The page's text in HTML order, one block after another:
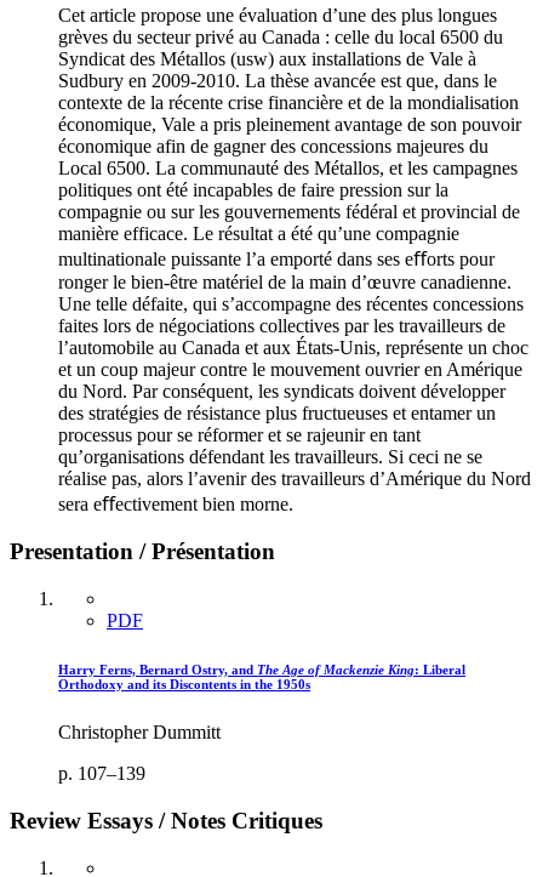
Cet article propose une évaluation d’une des plus longues
grèves du secteur privé au Canada : celle du local 6500 du
Syndicat des Métallos (usw) aux installations de Vale à
Sudbury en 2009-2010. La thèse avancée est que, dans le
contexte de la récente crise financière et de la mondialisation
économique, Vale a pris pleinement avantage de son pouvoir
économique afin de gagner des concessions majeures du
Local 6500. La communauté des Métallos, et les campagnes
politiques ont été incapables de faire pression sur la
compagnie ou sur les gouvernements fédéral et provincial de
manière efficace. Le résultat a été qu’une compagnie
multinationale puissante l’a emporté dans ses eﬀorts pour
ronger le bien-être matériel de la main d’œuvre canadienne.
Une telle défaite, qui s’accompagne des récentes concessions
faites lors de négociations collectives par les travailleurs de
l’automobile au Canada et aux États-Unis, représente un choc
et un coup majeur contre le mouvement ouvrier en Amérique
du Nord. Par conséquent, les syndicats doivent développer
des stratégies de résistance plus fructueuses et entamer un
processus pour se réformer et se rajeunir en tant
qu’organisations défendant les travailleurs. Si ceci ne se
réalise pas, alors l’avenir des travailleurs d’Amérique du Nord
sera eﬀectivement bien morne.
Presentation / Présentation
PDF
Harry Ferns, Bernard Ostry, and The Age of Mackenzie King: Liberal
Orthodoxy and its Discontents in the 1950s
Christopher Dummitt
p. 107–139
Review Essays / Notes Critiques